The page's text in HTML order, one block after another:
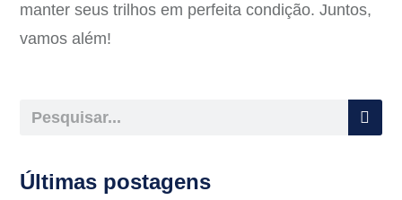
manter seus trilhos em perfeita condição. Juntos,
vamos além!
Últimas postagens